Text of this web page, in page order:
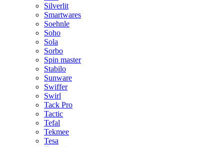
Silverlit
Smartwares
Soehnle
Soho
Sola
Sorbo
Spin master
Stabilo
Sunware
Swiffer
Swirl
Tack Pro
Tactic
Tefal
Tekmee
Tesa